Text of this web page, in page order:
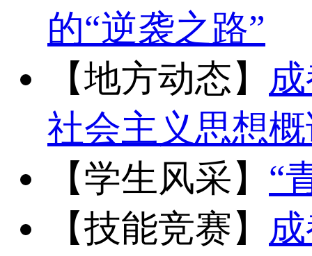
的“逆袭之路”
【地方动态】
社会主义思想
【学生风采】 “
【技能竞赛】